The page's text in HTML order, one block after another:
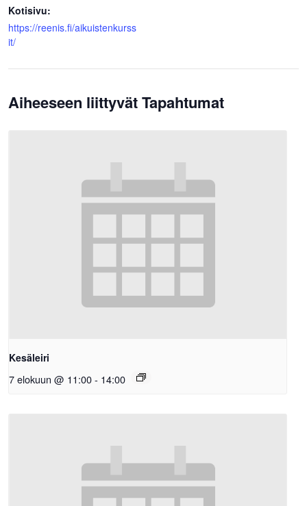
Kotisivu:
https://reenis.fi/aikuistenkurss
it/
Aiheeseen liittyvät Tapahtumat
Kesäleiri
7 elokuun @ 11:00- 14:00